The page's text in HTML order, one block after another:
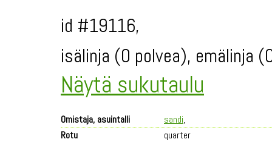
id #19116,
isälinja (0 polvea), emälinja
Näytä sukutaulu
Omistaja, asuintalli sandi,
Rotu
quarter